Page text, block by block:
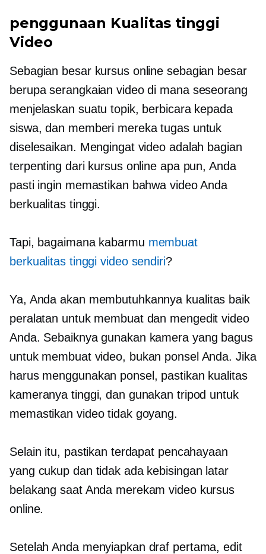
penggunaan Kualitas tinggi
Video
Sebagian besar kursus online sebagian besar
berupa serangkaian video di mana seseorang
menjelaskan suatu topik, berbicara kepada
siswa, dan memberi mereka tugas untuk
diselesaikan. Mengingat video adalah bagian
terpenting dari kursus online apa pun, Anda
pasti ingin memastikan bahwa video Anda
berkualitas tinggi.
Tapi, bagaimana kabarmu membuat
berkualitas tinggi video sendiri?
Ya, Anda akan membutuhkannya kualitas baik
peralatan untuk membuat dan mengedit video
Anda. Sebaiknya gunakan kamera yang bagus
untuk membuat video, bukan ponsel Anda. Jika
harus menggunakan ponsel, pastikan kualitas
kameranya tinggi, dan gunakan tripod untuk
memastikan video tidak goyang.
Selain itu, pastikan terdapat pencahayaan
yang cukup dan tidak ada kebisingan latar
belakang saat Anda merekam video kursus
online.
Setelah Anda menyiapkan draf pertama, edit